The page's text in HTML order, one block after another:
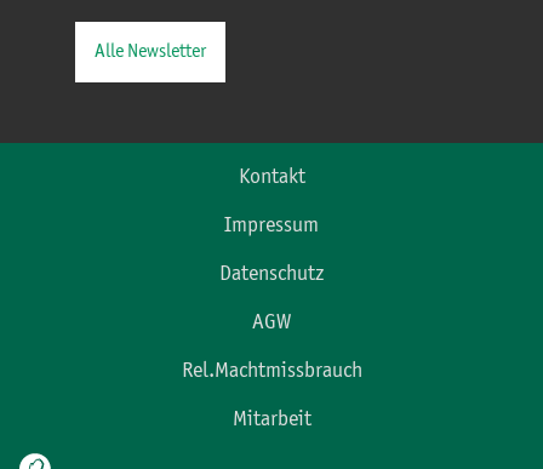
Alle Newsletter
Kontakt
Impressum
Datenschutz
AGW
Rel.Machtmissbrauch
Mitarbeit